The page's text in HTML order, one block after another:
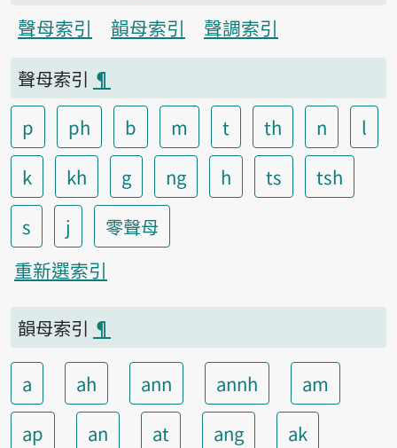
聲母索引
韻母索引
聲調索引
聲母索引 ¶
p
ph b m t th n
l
k
kh g ng h ts
tsh
s
j
零聲母
重新選索引
韻母索引 ¶
a ah ann annh
am
ap
an at ang ak